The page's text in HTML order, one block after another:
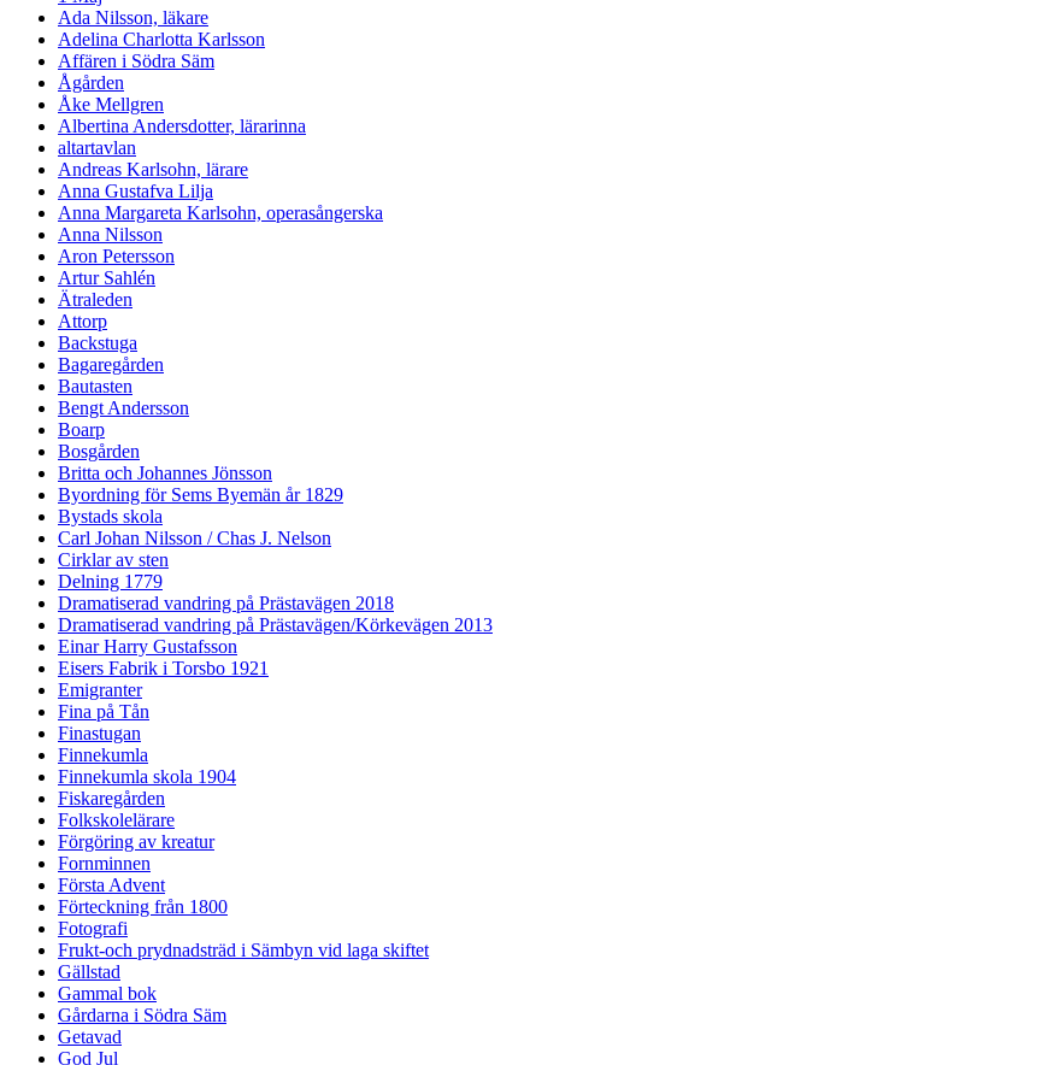
Ada Nilsson, läkare
Adelina Charlotta Karlsson
Affären i Södra Säm
Ågården
Åke Mellgren
Albertina Andersdotter, lärarinna
altartavlan
Andreas Karlsohn, lärare
Anna Gustafva Lilja
Anna Margareta Karlsohn, operasångerska
Anna Nilsson
Aron Petersson
Artur Sahlén
Ätraleden
Attorp
Backstuga
Bagaregården
Bautasten
Bengt Andersson
Boarp
Bosgården
Britta och Johannes Jönsson
Byordning för Sems Byemän år 1829
Bystads skola
Carl Johan Nilsson / Chas J. Nelson
Cirklar av sten
Delning 1779
Dramatiserad vandring på Prästavägen 2018
Dramatiserad vandring på Prästavägen/Körkevägen 2013
Einar Harry Gustafsson
Eisers Fabrik i Torsbo 1921
Emigranter
Fina på Tån
Finastugan
Finnekumla
Finnekumla skola 1904
Fiskaregården
Folkskolelärare
Förgöring av kreatur
Fornminnen
Första Advent
Förteckning från 1800
Fotografi
Frukt-och prydnadsträd i Sämbyn vid laga skiftet
Gällstad
Gammal bok
Gårdarna i Södra Säm
Getavad
God Jul